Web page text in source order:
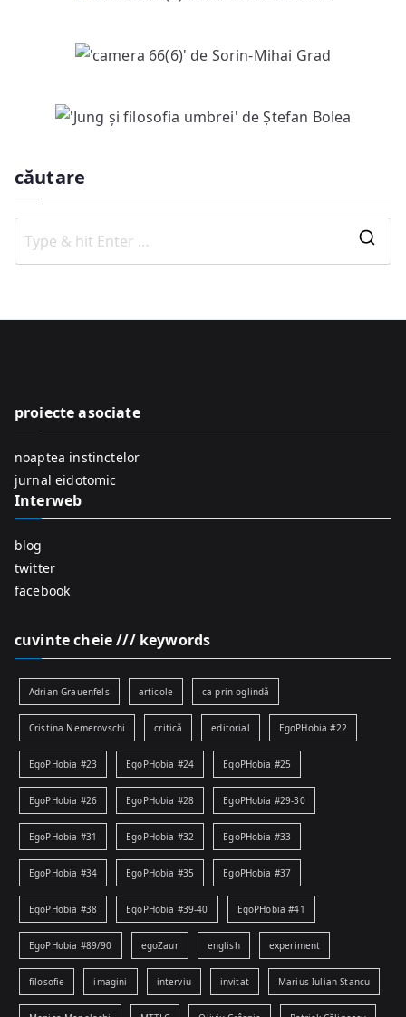
căutare
o
proiecte asociate
noaptea instinctelor
jurnal eidotomic
Interweb
blog
twitter
facebook
cuvinte cheie /// keywords
Adrian Grauenfels articole ca prin oglindă
Cristina Nemerovschi critică editorial EgoPHobia #22
EgoPHobia #23 EgoPHobia #24 EgoPHobia #25
EgoPHobia #26 EgoPHobia #28 EgoPHobia #29-30
EgoPHobia #31 EgoPHobia #32 EgoPHobia #33
EgoPHobia #34 EgoPHobia #35 EgoPHobia #37
EgoPHobia #38 EgoPHobia #39-40 EgoPHobia #41
EgoPHobia #89/90 egoZaur english experiment
filosofie imagini interviu invitat Marius-Iulian Stancu